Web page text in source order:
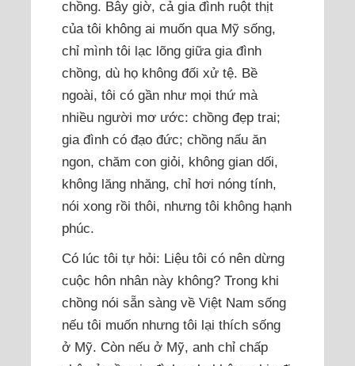
chồng. Bây giờ, cả gia đình ruột thịt
của tôi không ai muốn qua Mỹ sống,
chỉ mình tôi lạc lõng giữa gia đình
chồng, dù họ không đối xử tệ. Bề
ngoài, tôi có gần như mọi thứ mà
nhiều người mơ ước: chồng đẹp trai;
gia đình có đạo đức; chồng nấu ăn
ngon, chăm con giỏi, không gian dối,
không lăng nhăng, chỉ hơi nóng tính,
nói xong rồi thôi, nhưng tôi không hạnh
phúc.
Có lúc tôi tự hỏi: Liệu tôi có nên dừng
cuộc hôn nhân này không? Trong khi
chồng nói sẵn sàng về Việt Nam sống
nếu tôi muốn nhưng tôi lại thích sống
ở Mỹ. Còn nếu ở Mỹ, anh chỉ chấp